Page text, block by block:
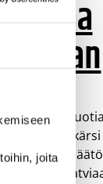
joita
15-
maajoukkue
74-tappion